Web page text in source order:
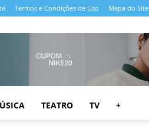
Termos e Condições de Uso Mapa do Site
TEATRO TV +